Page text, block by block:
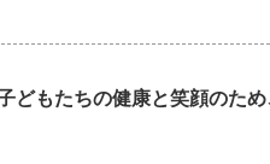
どもたちの健康と笑顔のた